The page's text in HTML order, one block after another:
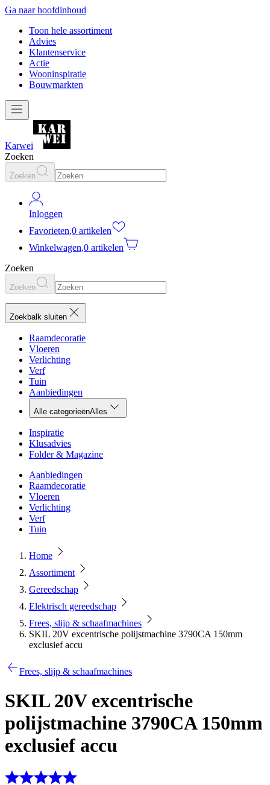
Ga naar hoofdinhoud
Toon hele assortiment
Advies
Klantenservice
Actie
Wooninspiratie
Bouwmarkten
Karwei
Zoeken
Zoeken
Inloggen
Favorieten,0 artikelen
Winkelwagen,0 artikelen
Zoeken
Zoeken
Zoekbalk sluiten
Raamdecoratie
Vloeren
Verlichting
Verf
Tuin
Aanbiedingen
Alle categorieënAlles
Inspiratie
Klusadvies
Folder & Magazine
Aanbiedingen
Raamdecoratie
Vloeren
Verlichting
Verf
Tuin
Home
Assortiment
Gereedschap
Elektrisch gereedschap
Frees, slijp & schaafmachines
SKIL 20V excentrische polijstmachine 3790CA 150mm
exclusief accu
Frees, slijp & schaafmachines
SKIL 20V excentrische
polijstmachine 3790CA 150mm
exclusief accu